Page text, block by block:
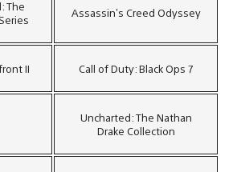
The
Assassin’s Creed Odyssey
II Call of Duty: Black Ops 7
Uncharted: The Nathan
Drake Collection